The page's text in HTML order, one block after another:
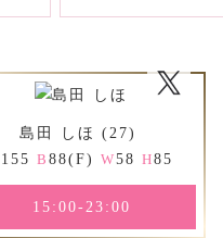
島田 しほ (27)
155 B 88(F) W58 H85
15:00-23:00